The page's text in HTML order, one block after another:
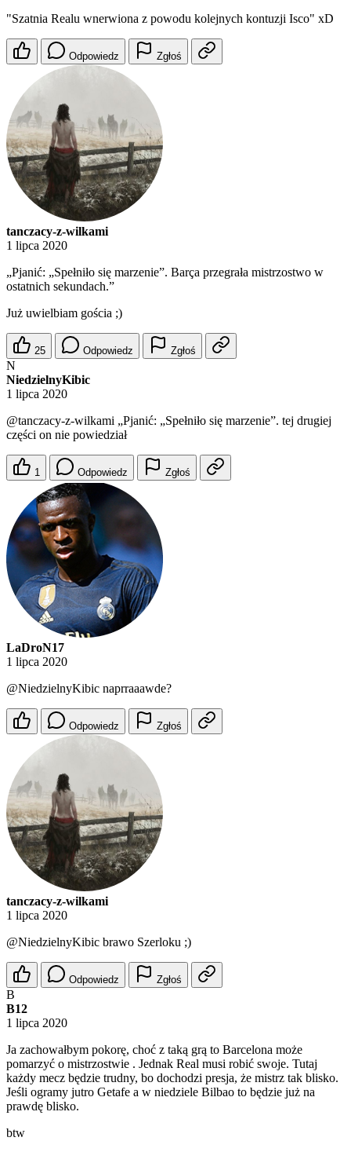
"Szatnia Realu wnerwiona z powodu kolejnych kontuzji Isco" xD
Odpowiedz Zgłoś
tanczacy-z-wilkami
1 lipca 2020
„Pjanić: „Spełniło się marzenie”. Barça przegrała mistrzostwo w
ostatnich sekundach.”
Już uwielbiam gościa ;)
25 Odpowiedz Zgłoś
N
NiedzielnyKibic
1 lipca 2020
@tanczacy-z-wilkami „Pjanić: „Spełniło się marzenie”. tej drugiej
części on nie powiedział
1 Odpowiedz Zgłoś
LaDroN17
1 lipca 2020
@NiedzielnyKibic naprraaawde?
Odpowiedz Zgłoś
tanczacy-z-wilkami
1 lipca 2020
@NiedzielnyKibic brawo Szerloku ;)
Odpowiedz Zgłoś
B
B12
1 lipca 2020
Ja zachowałbym pokorę, choć z taką grą to Barcelona może
pomarzyć o mistrzostwie . Jednak Real musi robić swoje. Tutaj
każdy mecz będzie trudny, bo dochodzi presja, że mistrz tak blisko.
Jeśli ogramy jutro Getafe a w niedziele Bilbao to będzie już na
prawdę blisko.
btw